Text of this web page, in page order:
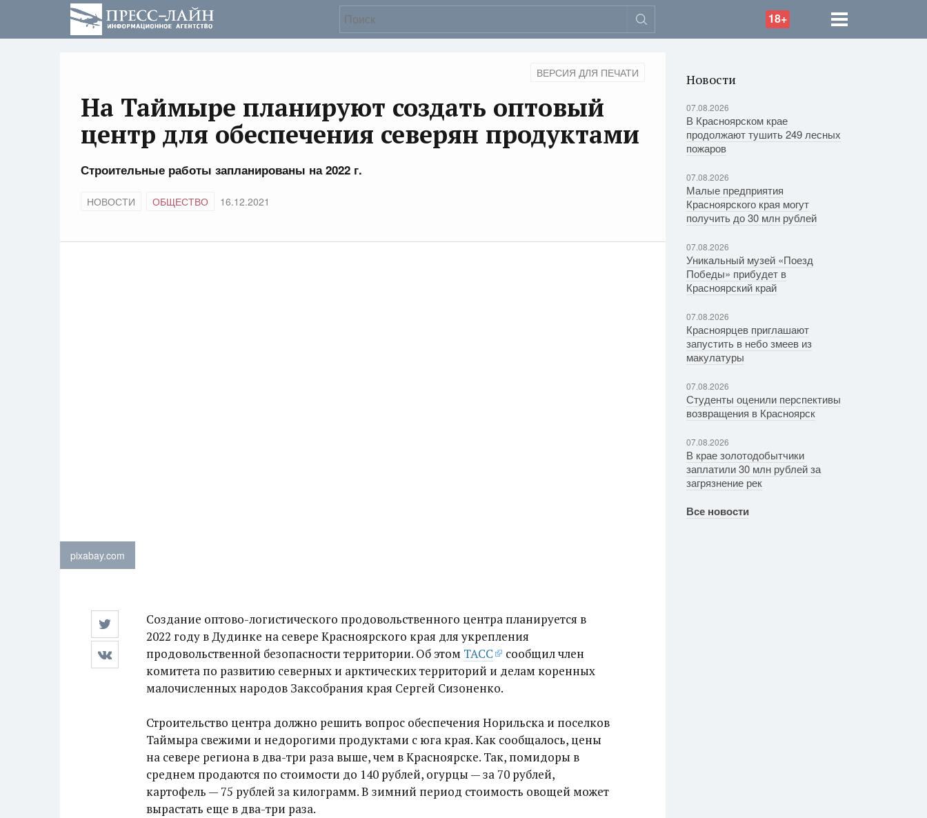
18+
ВЕРСИЯ ДЛЯ ПЕЧАТИ
На Таймыре планируют создать оптовый
центр для обеспечения северян продуктами
Строительные работы запланированы на 2022 г.
НОВОСТИ ОБЩЕСТВО 16.12.2021
pixabay.com
Создание оптово-логистического продовольственного центра планируется в
2022 году в Дудинке на севере Красноярского края для укрепления
продовольственной безопасности территории. Об этом ТАСС
сообщил член
комитета по развитию северных и арктических территорий и делам коренных
малочисленных народов Заксобрания края Сергей Сизоненко.
Строительство центра должно решить вопрос обеспечения Норильска и поселков
Таймыра свежими и недорогими продуктами с юга края. Как сообщалось, цены
на севере региона в два-три раза выше, чем в Красноярске. Так, помидоры в
среднем продаются по стоимости до 140 рублей, огурцы — за 70 рублей,
картофель — 75 рублей за килограмм. В зимний период стоимость овощей может
вырастать еще в два-три раза.
Новости
07.08.2026
В Красноярском крае
продолжают тушить 249 лесных
пожаров
07.08.2026
Малые предприятия
Красноярского края могут
получить до 30 млн рублей
07.08.2026
Уникальный музей «Поезд
Победы» прибудет в
Красноярский край
07.08.2026
Красноярцев приглашают
запустить в небо змеев из
макулатуры
07.08.2026
Студенты оценили перспективы
возвращения в Красноярск
07.08.2026
В крае золотодобытчики
заплатили 30 млн рублей за
загрязнение рек
Все новости